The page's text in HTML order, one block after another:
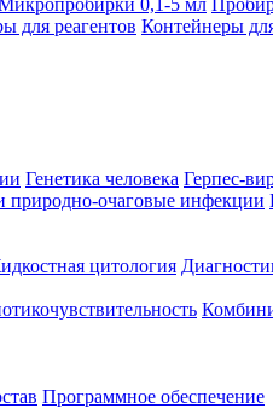
0,1-5 мл
для реагентов Контейнеры
Генетика человека Герпес-
природно-очаговые инфекции
цитология
Программное обеспечение